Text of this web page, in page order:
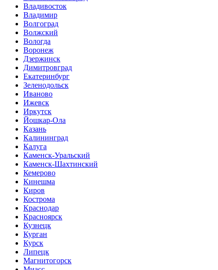
Владивосток
Владимир
Волгоград
Волжский
Вологда
Воронеж
Дзержинск
Димитровград
Екатеринбург
Зеленодольск
Иваново
Ижевск
Иркутск
Йошкар-Ола
Казань
Калининград
Калуга
Каменск-Уральский
Каменск-Шахтинский
Кемерово
Кинешма
Киров
Кострома
Краснодар
Красноярск
Кузнецк
Курган
Курск
Липецк
Магнитогорск